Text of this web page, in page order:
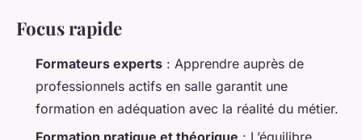
Focus rapide
Formateurs experts : Apprendre auprès de
professionnels actifs en salle garantit une
formation en adéquation avec la réalité du métier.
Formation pratique et théorique : L’équilibre